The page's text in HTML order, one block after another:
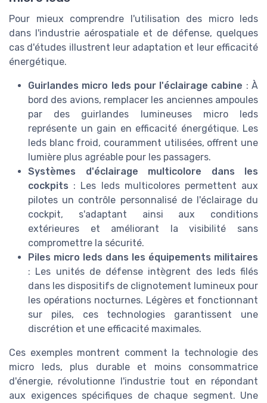
Pour mieux comprendre l'utilisation des micro leds
dans l'industrie aérospatiale et de défense, quelques
cas d'études illustrent leur adaptation et leur efficacité
énergétique.
Guirlandes micro leds pour l'éclairage cabine : À
bord des avions, remplacer les anciennes ampoules
par des guirlandes lumineuses micro leds
représente un gain en efficacité énergétique. Les
leds blanc froid, couramment utilisées, offrent une
lumière plus agréable pour les passagers.
Systèmes d'éclairage multicolore dans les
cockpits : Les leds multicolores permettent aux
pilotes un contrôle personnalisé de l'éclairage du
cockpit, s'adaptant ainsi aux conditions
extérieures et améliorant la visibilité sans
compromettre la sécurité.
Piles micro leds dans les équipements militaires
: Les unités de défense intègrent des leds filés
dans les dispositifs de clignotement lumineux pour
les opérations nocturnes. Légères et fonctionnant
sur piles, ces technologies garantissent une
discrétion et une efficacité maximales.
Ces exemples montrent comment la technologie des
micro leds, plus durable et moins consommatrice
d'énergie, révolutionne l'industrie tout en répondant
aux exigences spécifiques de chaque segment. Une